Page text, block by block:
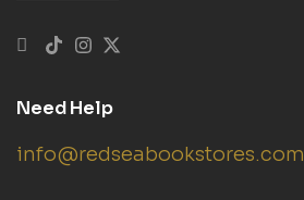
Need Help
info@redseabookstores.com